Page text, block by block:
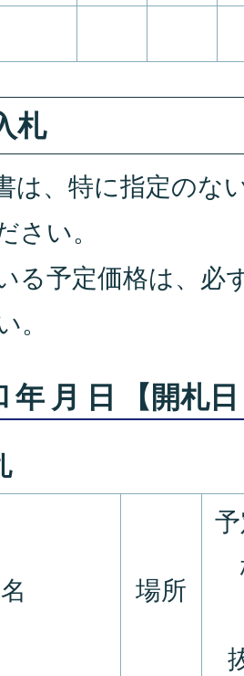
札
は、特に指定のな
さい。
る予定価格は、必
。
年 月 日 【開札
場所